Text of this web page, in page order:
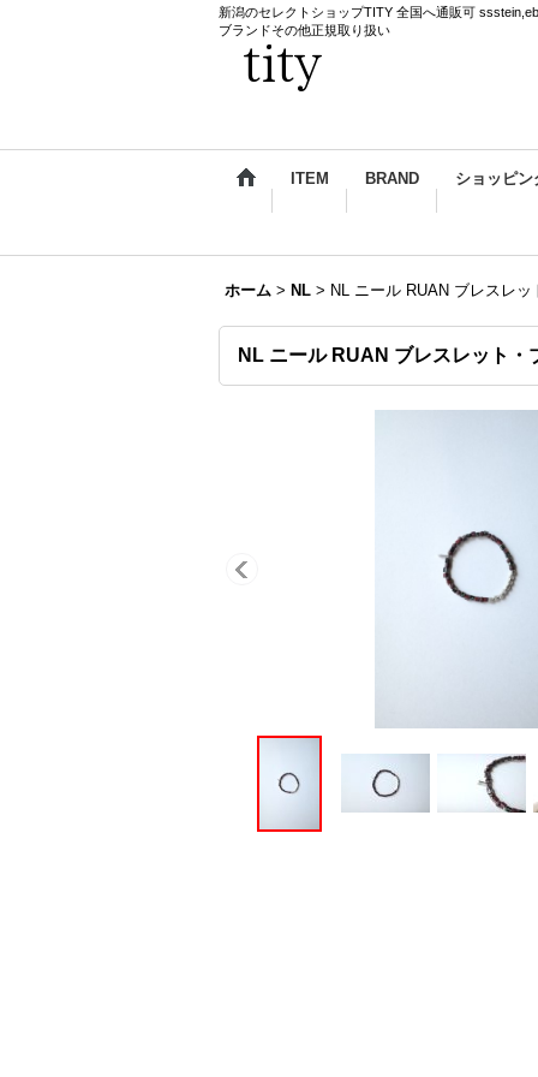
新潟のセレクトショップTITY 全国へ通販可
ブランドその他正規取り扱い
ITEM BRAND ショッピン
ホーム > NL > NL ニール RUAN ブレスレッ
NL ニール RUAN ブレスレット・